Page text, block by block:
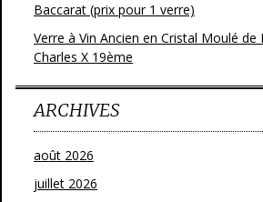
Baccarat (prix pour 1 verre)
Verre à Vin Ancien en Cristal Moulé
Charles X 19ème
ARCHIVES
août 2026
juillet 2026